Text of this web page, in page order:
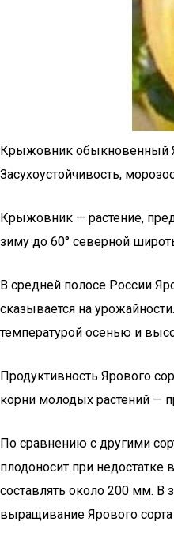
Крыжовник обыкновенный
Засухоустойчивость,
Крыжовник — растение,
зиму до 60° северной
В средней полосе России
сказывается на
температурой осенью и
Продуктивность Ярового
корни молодых растений —
По сравнению с другими
плодоносит при
составлять около 200 мм. В
выращивание Ярового